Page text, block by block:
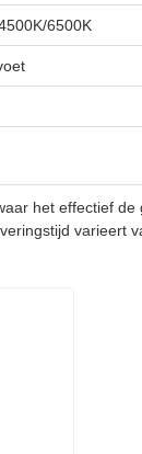
6500K
het effectief de